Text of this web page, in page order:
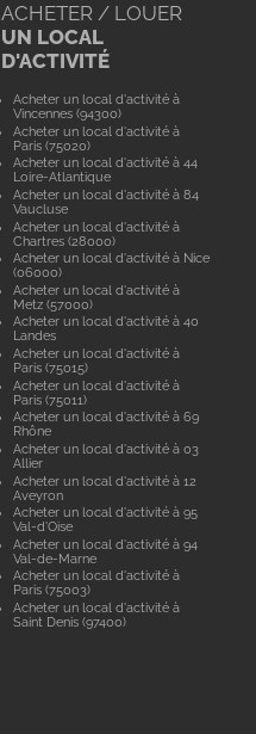
ACHETER / LOUER
UN LOCAL
D'ACTIVITÉ
Acheter un local d'activité à
Vincennes (94300)
Acheter un local d'activité à
Paris (75020)
Acheter un local d'activité à 44
Loire-Atlantique
Acheter un local d'activité à 84
Vaucluse
Acheter un local d'activité à
Chartres (28000)
Acheter un local d'activité à Nice
(06000)
Acheter un local d'activité à
Metz (57000)
Acheter un local d'activité à 40
Landes
Acheter un local d'activité à
Paris (75015)
Acheter un local d'activité à
Paris (75011)
Acheter un local d'activité à 69
Rhône
Acheter un local d'activité à 03
Allier
Acheter un local d'activité à 12
Aveyron
Acheter un local d'activité à 95
Val-d'Oise
Acheter un local d'activité à 94
Val-de-Marne
Acheter un local d'activité à
Paris (75003)
Acheter un local d'activité à
Saint Denis (97400)